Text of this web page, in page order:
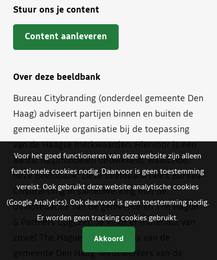
Stuur ons je content
Content aanleveren
Over deze beeldbank
Bureau Citybranding (onderdeel gemeente Den
Haag) adviseert partijen binnen en buiten de
gemeentelijke organisatie bij de toepassing
aantal hulpmiddelen ontwikkeld, waaronder
deze beeldbank. Deze beeldbank heeft Bureau
Citybranding in samenwerking met de
beeldredactie van de gemeente en The Hague
& Partners opgezet. Je vindt er materiaal van
zowel The Hague & Partners als van de
gemeente Den Haag. Medewerkers van de
Voor het goed functioneren van deze website zijn alleen
functionele cookies nodig. Daarvoor is geen toestemming
vereist. Ook gebruikt deze website analytische cookies
(Google Analytics). Ook daarvoor is geen toestemming nodig.
Er worden geen tracking cookies gebruikt.
Akkoord